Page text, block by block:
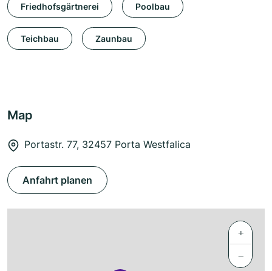
Friedhofsgärtnerei Poolbau
Teichbau Zaunbau
Map
Portastr. 77, 32457 Porta Westfalica
Anfahrt planen
+
−